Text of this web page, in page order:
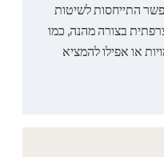
התייחסות לשיטות
בצורה מהנה, כמו
או אפילו להמציא